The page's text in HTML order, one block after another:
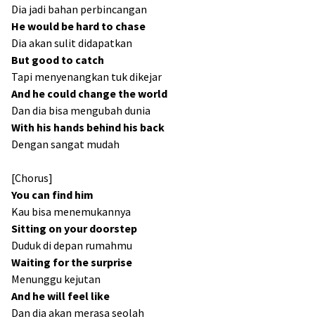
Dia jadi bahan perbincangan
He would be hard to chase
Dia akan sulit didapatkan
But good to catch
Tapi menyenangkan tuk dikejar
And he could change the world
Dan dia bisa mengubah dunia
With his hands behind his back
Dengan sangat mudah
[Chorus]
You can find him
Kau bisa menemukannya
Sitting on your doorstep
Duduk di depan rumahmu
Waiting for the surprise
Menunggu kejutan
And he will feel like
Dan dia akan merasa seolah